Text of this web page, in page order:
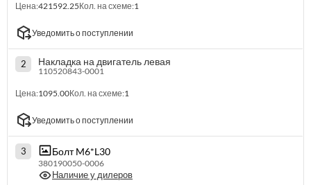
Цена:421592.25Кол. на схеме:1
Уведомить о поступлении
2 Накладка на двигатель левая
110520843-0001
Цена:1095.00Кол. на схеме:1
Уведомить о поступлении
3 Болт M6*L30
380190050-0006
Наличие у дилеров